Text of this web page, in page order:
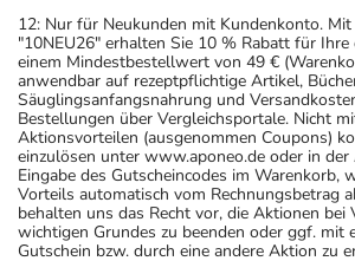
12: Nur für Neukunden mit Kundenkonto.
"10NEU26" erhalten Sie 10 % Rabatt für
einem Mindestbestellwert von 49 €
anwendbar auf rezeptpflichtige Artikel,
Säuglingsanfangsnahrung und
Bestellungen über Vergleichsportale. Nicht
Aktionsvorteilen (ausgenommen Coupons)
einzulösen unter www.aponeo.de oder in der
Eingabe des Gutscheincodes im Warenkorb,
Vorteils automatisch vom Rechnungsbetrag
behalten uns das Recht vor, die Aktionen bei
wichtigen Grundes zu beenden oder ggf. mit
Gutschein bzw. durch eine andere Aktion zu